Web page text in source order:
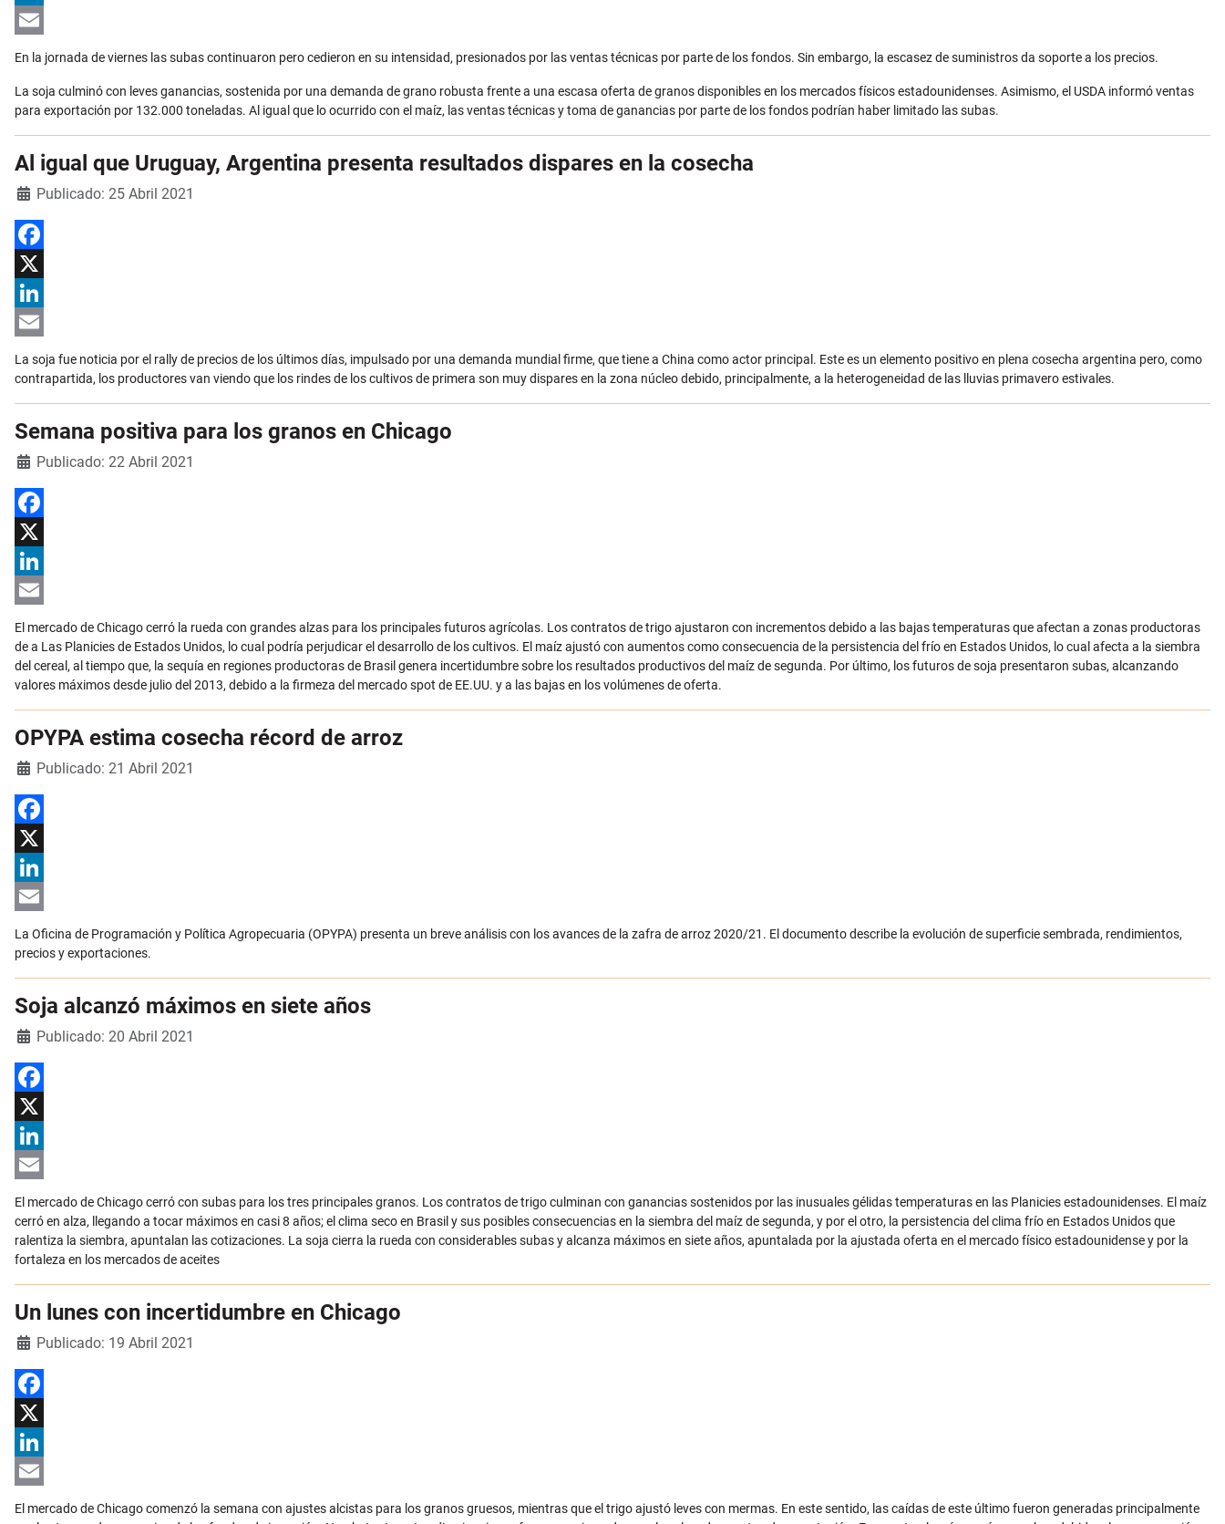
LinkedIn
Email
En la jornada de viernes las subas continuaron pero cedieron en su intensidad, presionados por las ventas técnicas por parte de los fondos. Sin embargo, la escasez de suministros da soporte a los precios.
La soja culminó con leves ganancias, sostenida por una demanda de grano robusta frente a una escasa oferta de granos disponibles en los mercados físicos estadounidenses. Asimismo, el USDA informó ventas
para exportación por 132.000 toneladas. Al igual que lo ocurrido con el maíz, las ventas técnicas y toma de ganancias por parte de los fondos podrían haber limitado las subas.
Al igual que Uruguay, Argentina presenta resultados dispares en la cosecha
DetallesPublicado: 25 Abril 2021
Facebook
X
LinkedIn
La soja fue noticia por el rally de precios de los últimos días, impulsado por una demanda mundial firme, que tiene a China como actor principal. Este es un elemento positivo en plena cosecha argentina pero, como
contrapartida, los productores van viendo que los rindes de los cultivos de primera son muy dispares en la zona núcleo debido, principalmente, a la heterogeneidad de las lluvias primavero estivales.
Semana positiva para los granos en Chicago
DetallesPublicado: 22 Abril 2021
Facebook
X
LinkedIn
Email
El mercado de Chicago cerró la rueda con grandes alzas para los principales futuros agrícolas. Los contratos de trigo ajustaron con incrementos debido a las bajas temperaturas que afectan a zonas productoras
de a Las Planicies de Estados Unidos, lo cual podría perjudicar el desarrollo de los cultivos. El maíz ajustó con aumentos como consecuencia de la persistencia del frío en Estados Unidos, lo cual afecta a la siembra
del cereal, al tiempo que, la sequía en regiones productoras de Brasil genera incertidumbre sobre los resultados productivos del maíz de segunda. Por último, los futuros de soja presentaron subas, alcanzando
valores máximos desde julio del 2013, debido a la firmeza del mercado spot de EE.UU. y a las bajas en los volúmenes de oferta.
OPYPA estima cosecha récord de arroz
DetallesPublicado: 21 Abril 2021
Facebook
X
LinkedIn
Email
La Oficina de Programación y Política Agropecuaria (OPYPA) presenta un breve análisis con los avances de la zafra de arroz 2020/21. El documento describe la evolución de superficie sembrada, rendimientos,
precios y exportaciones.
Soja alcanzó máximos en siete años
DetallesPublicado: 20 Abril 2021
Facebook
X
LinkedIn
Email
El mercado de Chicago cerró con subas para los tres principales granos. Los contratos de trigo culminan con ganancias sostenidos por las inusuales gélidas temperaturas en las Planicies estadounidenses. El maíz
cerró en alza, llegando a tocar máximos en casi 8 años; el clima seco en Brasil y sus posibles consecuencias en la siembra del maíz de segunda, y por el otro, la persistencia del clima frío en Estados Unidos que
ralentiza la siembra, apuntalan las cotizaciones. La soja cierra la rueda con considerables subas y alcanza máximos en siete años, apuntalada por la ajustada oferta en el mercado físico estadounidense y por la
fortaleza en los mercados de aceites
Un lunes con incertidumbre en Chicago
DetallesPublicado: 19 Abril 2021
Facebook
X
LinkedIn
Email
El mercado de Chicago comenzó la semana con ajustes alcistas para los granos gruesos, mientras que el trigo ajustó leves con mermas. En este sentido, las caídas de este último fueron generadas principalmente